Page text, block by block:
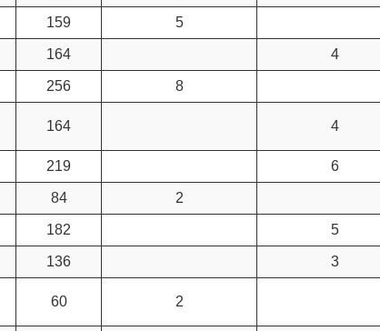
159 5
164 4
256 8
164 4
219 6
84 2
182 5
136 3
60 2